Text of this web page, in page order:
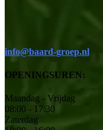
info@baard-groep.nl
OPENINGSUREN:
Maandag - Vrijdag
08:00 - 17:30
Zaterdag